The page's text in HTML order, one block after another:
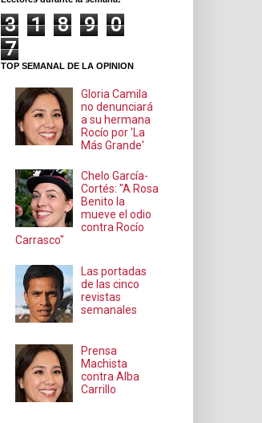
3 1 8 9
0
7
TOP SEMANAL DE LA OPINION
Gloria Camila
no denunciará
a su hermana
Rocío por 'La
Más Grande'
Chelo García-
Cortés: "A Rosa
Benito la
mueve el odio
contra Rocío
Carrasco"
Las portadas
de las cinco
revistas
semanales
Prensa
Machista
contra Alba
Carrillo